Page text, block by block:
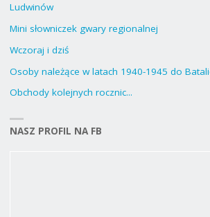
Ludwinów
Mini słowniczek gwary regionalnej
Wczoraj i dziś
Osoby należące w latach 1940-1945 do
Obchody kolejnych rocznic...
NASZ PROFIL NA FB